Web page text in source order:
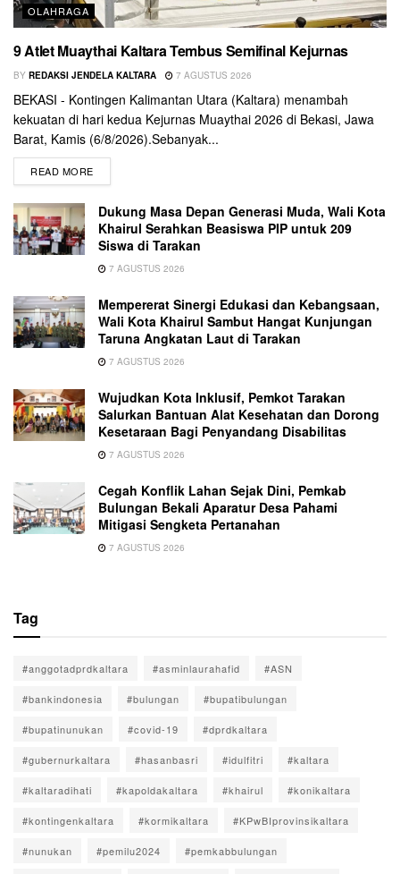
OLAHRAGA
9 Atlet Muaythai Kaltara Tembus Semifinal Kejurnas
BY REDAKSI JENDELA KALTARA 7 AGUSTUS 2026
BEKASI - Kontingen Kalimantan Utara (Kaltara) menambah
kekuatan di hari kedua Kejurnas Muaythai 2026 di Bekasi, Jawa
Barat, Kamis (6/8/2026).Sebanyak...
READ MORE
Dukung Masa Depan Generasi Muda, Wali Kota
Khairul Serahkan Beasiswa PIP untuk 209
Siswa di Tarakan
7 AGUSTUS 2026
Mempererat Sinergi Edukasi dan Kebangsaan,
Wali Kota Khairul Sambut Hangat Kunjungan
Taruna Angkatan Laut di Tarakan
7 AGUSTUS 2026
Wujudkan Kota Inklusif, Pemkot Tarakan
Salurkan Bantuan Alat Kesehatan dan Dorong
Kesetaraan Bagi Penyandang Disabilitas
7 AGUSTUS 2026
Cegah Konflik Lahan Sejak Dini, Pemkab
Bulungan Bekali Aparatur Desa Pahami
Mitigasi Sengketa Pertanahan
7 AGUSTUS 2026
Tag
#anggotadprdkaltara #asminlaurahafid #ASN
#bankindonesia #bulungan #bupatibulungan
#bupatinunukan #covid-19 #dprdkaltara
#gubernurkaltara #hasanbasri #idulfitri #kaltara
#kaltaradihati #kapoldakaltara #khairul #konikaltara
#kontingenkaltara #kormikaltara #KPwBIprovinsikaltara
#nunukan #pemilu2024 #pemkabbulungan